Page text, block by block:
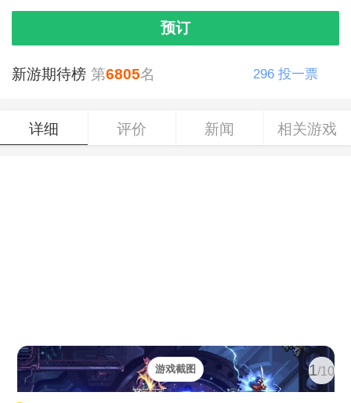
预订
新游期待榜 第6805名 296 投一票
详细 评价 新闻 相关游戏
1/10
游戏截图